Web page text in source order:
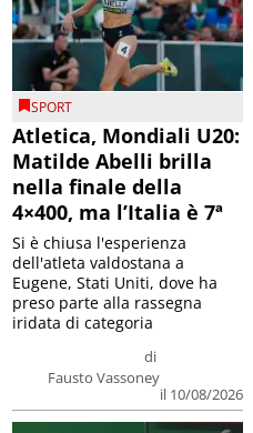
SPORT
Atletica, Mondiali U20:
Matilde Abelli brilla
nella finale della
4×400, ma l’Italia è 7ª
di
Fausto Vassoney
il 10/08/2026
Si è chiusa l'esperienza
dell'atleta valdostana a
Eugene, Stati Uniti, dove ha
preso parte alla rassegna
iridata di categoria